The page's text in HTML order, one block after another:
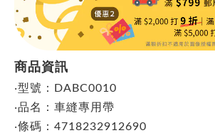
商品資訊
‧型號：DABC0010
‧品名：車縫專用帶
‧條碼：4718232912690